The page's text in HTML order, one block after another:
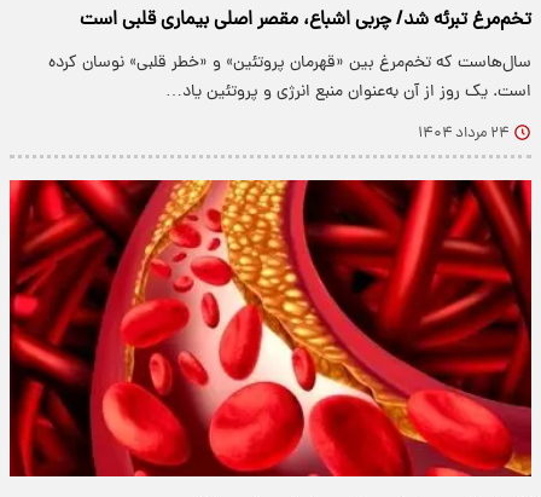
تخم‌مرغ تبرئه شد/ چربی اشباع، مقصر اصلی بیماری قلبی است
سال‌هاست که تخم‌مرغ بین «قهرمان پروتئین» و «خطر قلبی» نوسان کرده
است. یک روز از آن به‌عنوان منبع انرژی و پروتئین یاد…
۲۴ مرداد ۱۴۰۴